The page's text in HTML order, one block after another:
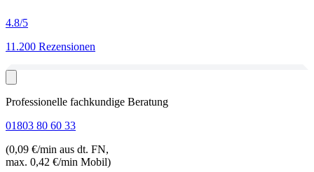
4.8/5
11.200 Rezensionen
Professionelle fachkundige Beratung
01803 80 60 33
(0,09 €/min aus dt. FN,
max. 0,42 €/min Mobil)